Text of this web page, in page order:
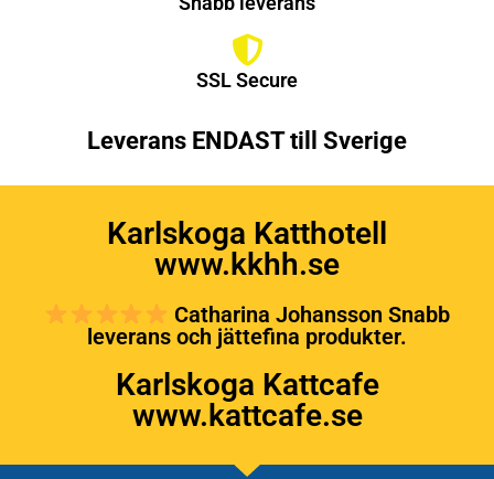
SSL Secure
Leverans ENDAST till Sverige
Karlskoga Katthotell
www.kkhh.se
Catharina Johansson Snabb
leverans och jättefina produkter.
Karlskoga Kattcafe
www.kattcafe.se